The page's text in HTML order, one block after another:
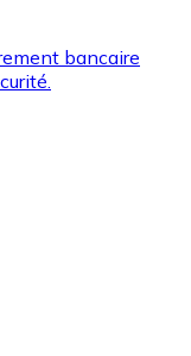
pour acheter
marques
bancaire